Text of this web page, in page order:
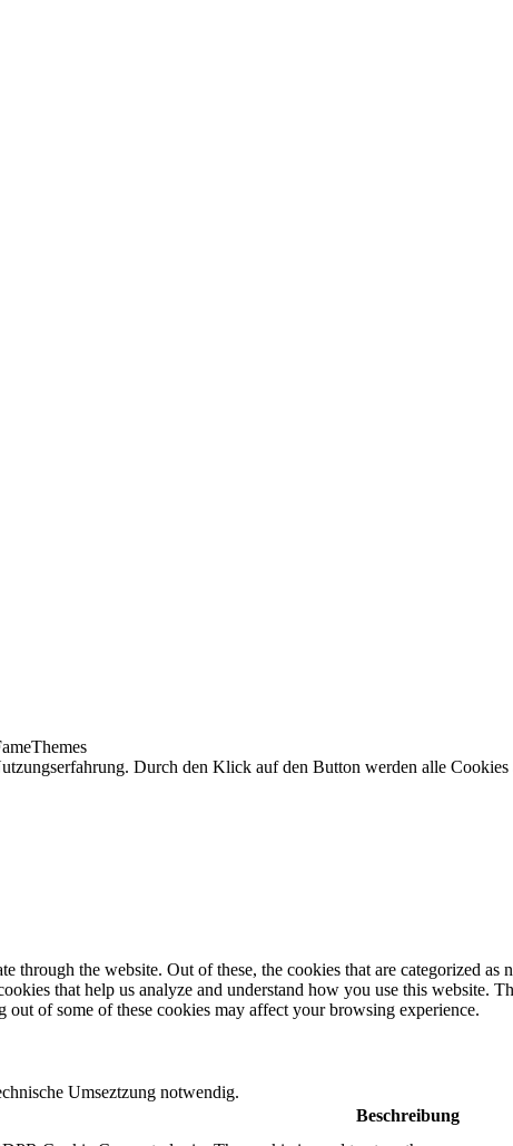
Durch den Klick auf den Button werden alle Cookies
the website. Out of these, the cookies that are categorized as
that help us analyze and understand how you use this website.
of some of these cookies may affect your browsing experience.
Umseztzung notwendig.
Beschreibung